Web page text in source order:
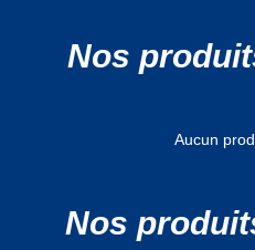
Nos
Aucun
Nos